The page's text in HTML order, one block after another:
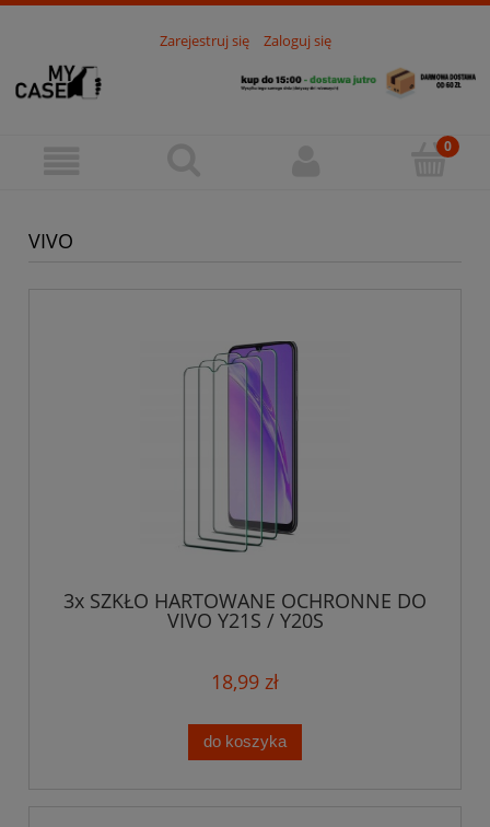
Zarejestruj się Zaloguj się
VIVO
3x SZKŁO HARTOWANE OCHRONNE DO
VIVO Y21S / Y20S
18,99 zł
do koszyka